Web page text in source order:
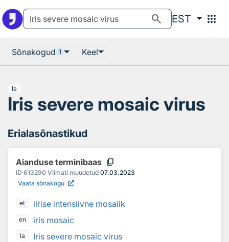
search EST apps
Sõnakogud 1 Keel
la
Iris severe mosaic virus
Erialasõnastikud
Aianduse terminibaas content_copy
ID 613290 Viimati muudetud 07.03.2023
Vaata sõnakogu
et iirise intensiivne mosaiik
en iris mosaic
la Iris severe mosaic virus